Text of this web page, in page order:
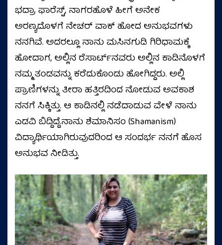
ಭದ್ರಾ ಫಾರೆಸ್ಟ್‌, ನಾಗರಹೊಳೆ ಹೀಗೆ ಅನೇಕ
ಅರಣ್ಯದೊಳಗೆ ನೇಚರ್‌ ವಾಕ್‌ ಹೋದ ಅನುಭವಗಳು
ನನಗಿವೆ. ಅದರಲ್ಲೂ ನಾನು ಮಸಿನಗುಡಿ ಗಿರಿಧಾಮಕ್ಕೆ
ಹೋದಾಗ, ಅಲ್ಲಿನ ರೆಸಾರ್ಟ್‌ನವರು ಅಲ್ಲಿನ ಕಾಡಿನೊಳಗೆ
ನಮ್ಮ ತಂಡವನ್ನು ಕರೆದುಕೊಂಡು ಹೋಗಿದ್ದರು. ಅಲ್ಲಿ
ಪ್ರಾಣಿಗಳನ್ನು ತೀರಾ ಹತ್ತಿರದಿಂದ ನೋಡುವ ಅವಕಾಶ
ನನಗೆ ಸಿಕ್ಕಿತ್ತು. ಆ ಕಾಡಿನಲ್ಲಿ ನಡೆದಾಡುವ ವೇಳೆ ನಾನು
ಎಡವಿ ಬಿದ್ದಿದ್ದೆ.ನಾನು ಶೆಮಾನಿಸಂ (Shamanism)
ವಿದ್ಯಾರ್ಥಿಯಾಗಿರುವುದರಿಂದ ಆ ಸಂದರ್ಭ ನನಗೆ ಹೊಸ
ಅನುಭವ ನೀಡಿತ್ತು.